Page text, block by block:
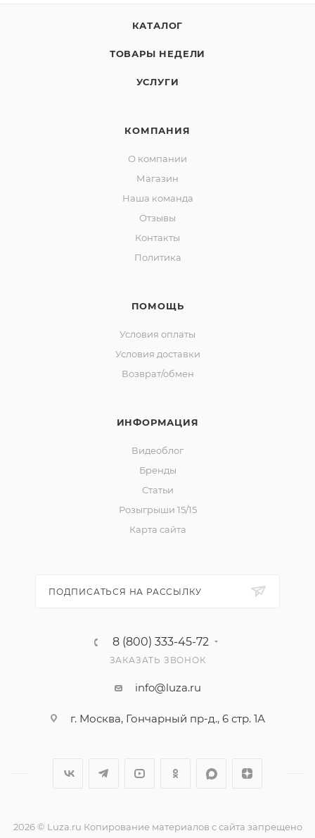
КАТАЛОГ
ТОВАРЫ НЕДЕЛИ
УСЛУГИ
КОМПАНИЯ
О компании
Магазин
Наша команда
Отзывы
Контакты
Политика
ПОМОЩЬ
Условия оплаты
Условия доставки
Возврат/обмен
ИНФОРМАЦИЯ
Видеоблог
Бренды
Статьи
Розыгрыши 15/15
Карта сайта
ПОДПИСАТЬСЯ НА РАССЫЛКУ
8 (800) 333-45-72
ЗАКАЗАТЬ ЗВОНОК
info@luza.ru
г. Москва, Гончарный пр-д., 6 стр. 1А
2026 © Luza.ru Копирование материалов с сайта запрещено